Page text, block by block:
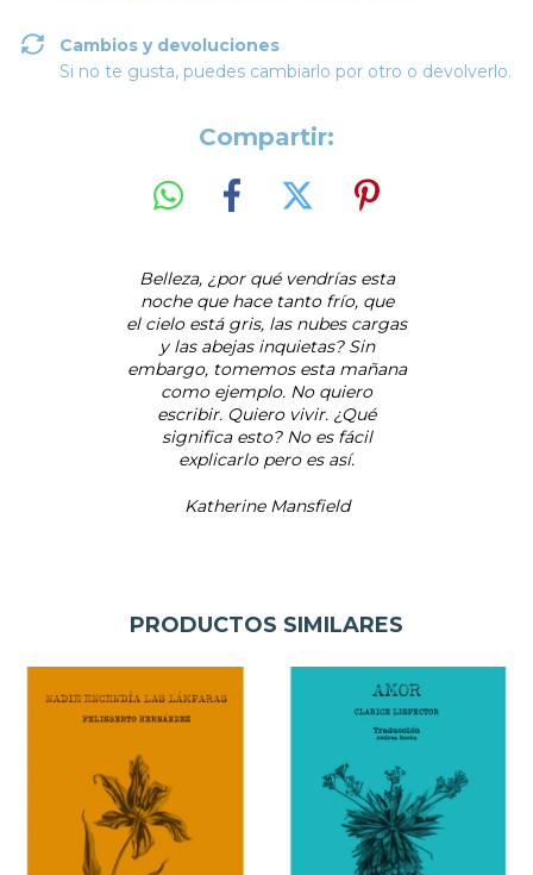
Cambios y devoluciones
Si no te gusta, puedes cambiarlo por otro o devolverlo.
Compartir:
Belleza, ¿por qué vendrías esta
noche que hace tanto frío, que
el cielo está gris, las nubes cargas
y las abejas inquietas? Sin
embargo, tomemos esta mañana
como ejemplo. No quiero
escribir. Quiero vivir. ¿Qué
significa esto? No es fácil
explicarlo pero es así.
Katherine Mansfield
PRODUCTOS SIMILARES